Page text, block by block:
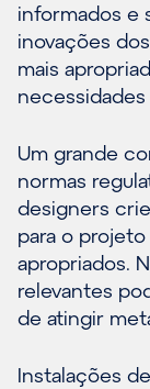
informados e
inovações
mais
Um grande
normas
designers
para o
apropriados.
relevantes
de atingir
Instalações